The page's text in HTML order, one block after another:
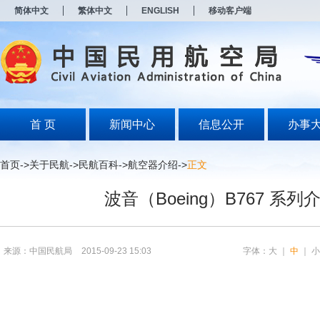
简体中文 繁体中文 ENGLISH 移动客户端
首 页 新闻中心 信息公开 办事
首页->关于民航->民航百科->航空器介绍->正文
波音（Boeing）B767 系列
来源：中国民航局 2015-09-23 15:03 字体： 大 ｜中 ｜小
打
开
无
障
说
按
Alt
开